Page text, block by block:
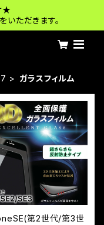
★
ただきます。
ガラスフィルム
第2世代/第3世